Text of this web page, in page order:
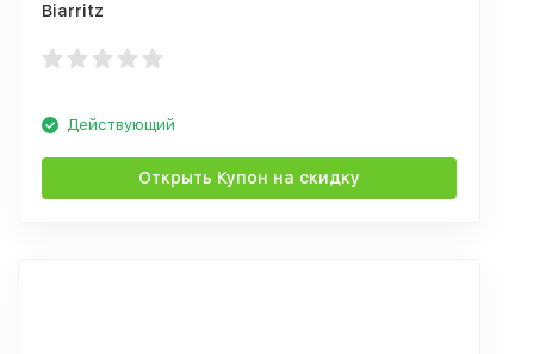
Biarritz
Действующий
Открыть Купон на скидку